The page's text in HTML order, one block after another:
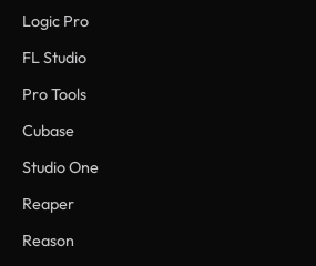
Logic Pro
FL Studio
Pro Tools
Cubase
Studio One
Reaper
Reason